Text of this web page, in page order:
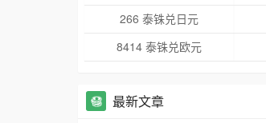
266 泰铢兑日元
8414 泰铢兑欧元
最新文章